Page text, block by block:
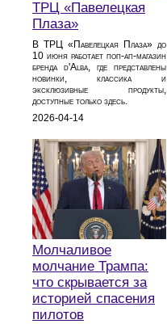
ТРЦ «Павелецкая
Плаза»
В ТРЦ «Павелецкая Плаза» до
10 июня работает поп-ап-магазин
бренда d'Alba, где представлены
новинки, классика и
эксклюзивные продукты,
доступные только здесь.
2026-04-14
Молчаливое
молчание Трампа:
что скрывается за
историей спасения
пилотов